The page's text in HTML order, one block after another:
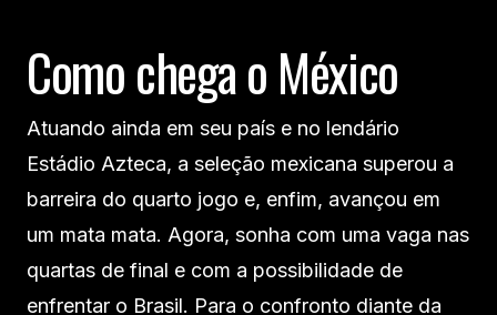
Como chega o México
Atuando ainda em seu país e no lendário
Estádio Azteca, a seleção mexicana superou a
barreira do quarto jogo e, enfim, avançou em
um mata mata. Agora, sonha com uma vaga nas
quartas de final e com a possibilidade de
enfrentar o Brasil. Para o confronto diante da